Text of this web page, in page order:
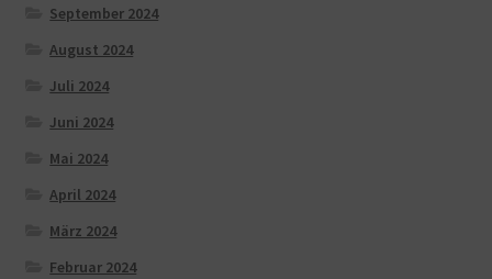
September 2024
August 2024
Juli 2024
Juni 2024
Mai 2024
April 2024
März 2024
Februar 2024